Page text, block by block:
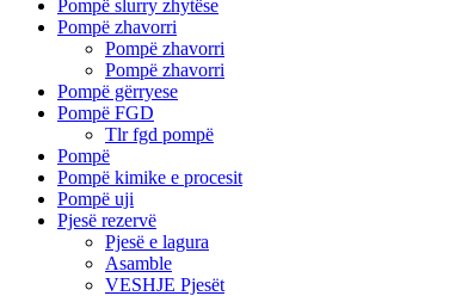
Pompë slurry zhytëse
Pompë zhavorri
Pompë zhavorri
Pompë zhavorri
Pompë gërryese
Pompë FGD
Tlr fgd pompë
Pompë
Pompë kimike e procesit
Pompë uji
Pjesë rezervë
Pjesë e lagura
Asamble
VESHJE Pjesët